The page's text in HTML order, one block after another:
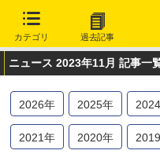
カテゴリ 過去記事
ニュース 2023年11月 記事一
2026年 2025年 2024
2021年 2020年 2019